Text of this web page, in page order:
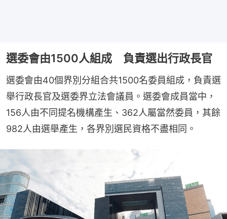
選委會由1500人組成 負責選出行政長官
選委會由40個界別分組合共1500名委員組成，負責選
舉行政長官及選委界立法會議員。選委會成員當中，
156人由不同提名機構產生、362人屬當然委員，其餘
982人由選舉產生，各界別選民資格不盡相同。